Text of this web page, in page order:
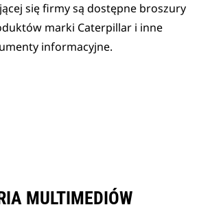
się firmy są dostępne broszury
marki Caterpillar i inne
informacyjne.
MULTIMEDIÓW